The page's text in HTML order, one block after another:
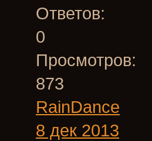
Ответов:
0
Просмотров:
873
RainDance
8 дек 2013